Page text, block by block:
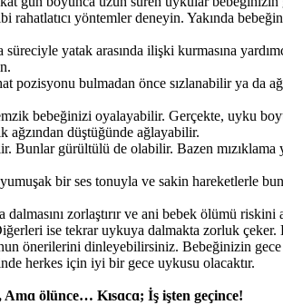
yöntemler deneyin. Yakında
yatak arasında ilişki kurmasına
bulmadan önce sızlanabilir ya da
bebeğinizi oyalayabilir. Gerçekte, uyku
ağzından düştüğünde ağlayabilir.
Bunlar gürültülü de olabilir. Bazen
bir ses tonuyla ve sakin hareketlerle
zorlaştırır ve ani bebek ölümü riskini
Diğerleri ise tekrar uykuya dalmakta zorluk
önerilerini dinleyebilirsiniz. Bebeğinizin
herkes için iyi bir gece uykusu olacaktır.
ölünce… Kısɑcɑ; İş işten geçince!